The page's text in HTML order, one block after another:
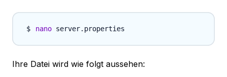
nano
Ihre Datei wird wie folgt aussehen: